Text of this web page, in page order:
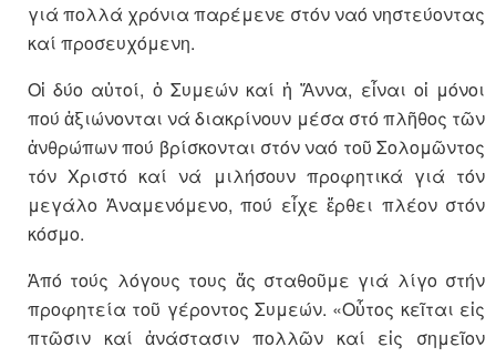
γιά πολλά χρόνια παρέμενε στόν ναό νηστεύοντας
καί προσευχό­με­νη.
Οἱ δύο αὐτοί, ὁ Συμεών καί ἡ Ἄν­να, εἶναι οἱ μόνοι
πού ἀξιώνονται νά διακρίνουν μέσα στό πλῆθος τῶν
ἀνθρώπων πού βρίσκονται στόν ναό τοῦ Σολομῶντος
τόν Χρι­στό καί νά μιλή­σουν προφητικά γιά τόν
μεγά­λο Ἀναμενόμενο, πού εἶχε ἔρθει πλέον στόν
κόσμο.
Ἀπό τούς λόγους τους ἄς στα­θοῦ­με γιά λίγο στήν
προφητεία τοῦ γέ­ροντος Συμεών. «Οὗτος κεῖται εἰς
πτῶσιν καί ἀνάστασιν πολλῶν καί εἰς σημεῖον